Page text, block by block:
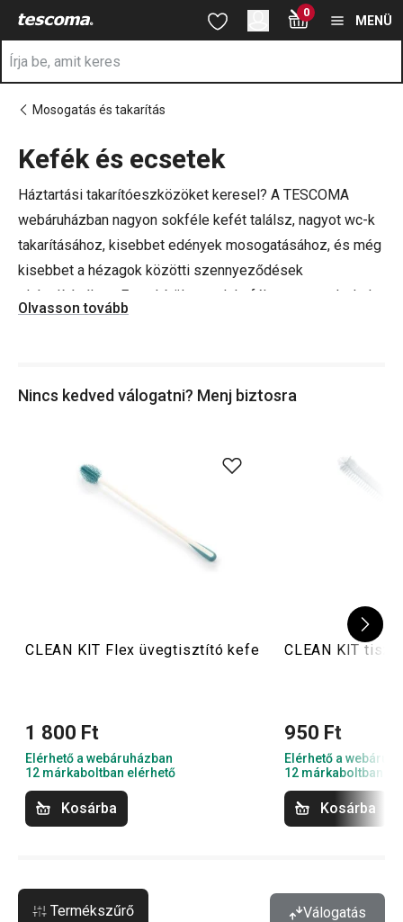
A Kefék és ecsetek oldalon tartózkodik
Ugrás a fő tartalomhoz
Ugrás a kereséshez
Ugrás a navigációhoz 0
MENÜ
Mosogatás és takarítás
Kefék és ecsetek
Háztartási takarítóeszközöket keresel? A TESCOMA
webáruházban nagyon sokféle kefét találsz, nagyot wc-k
takarításához, kisebbet edények mosogatásához, és még
kisebbet a hézagok közötti szennyeződések
eltávolításához. Ezen kívül vannak kefék magas palackok
és boros poharak kényelmes tisztításához is, de találsz
takarításérdekében további segédeszközöket is kínálunk,
Olvasson tovább
Nincs kedved válogatni? Menj biztosra
CLEAN KIT Flex üvegtisztító kefe
1 800 Ft
Elérhető a webáruházban
12 márkaboltban elérhető
Kosárba
CLEAN KIT
950 Ft
Elérhető a
12 márkaboltban
Kosárba
Termékszűrő Válogatás